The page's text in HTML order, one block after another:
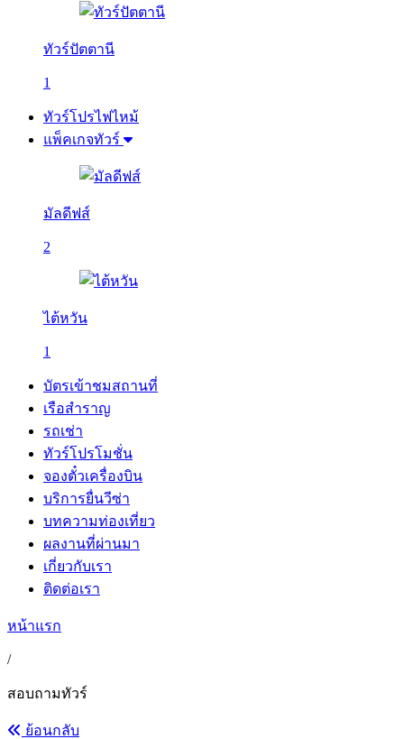
ทัวร์ปัตตานี
1
ทัวร์โปรไฟไหม้
แพ็คเกจทัวร์
มัลดีฟส์
2
ไต้หวัน
1
บัตรเข้าชมสถานที่
เรือสำราญ
รถเช่า
ทัวร์โปรโมชั่น
จองตั๋วเครื่องบิน
บริการยื่นวีซ่า
บทความท่องเที่ยว
ผลงานที่ผ่านมา
เกี่ยวกับเรา
ติดต่อเรา
หน้าแรก
/
สอบถามทัวร์
ย้อนกลับ